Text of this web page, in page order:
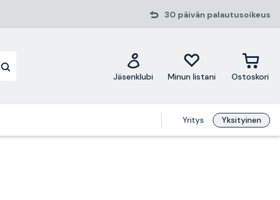
30 päivän palautusoikeus
Jäsenklubi Minun listani Ostoskori
Yritys Yksityinen